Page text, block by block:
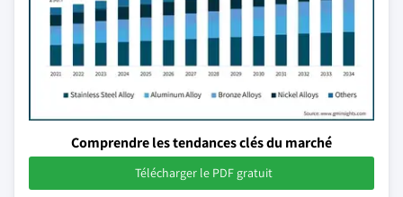
Comprendre les tendances clés du marché
Télécharger le PDF gratuit